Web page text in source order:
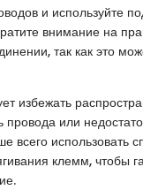
и используйте
внимание на
так как это
избежать
провода или
всего использовать
клемм, чтобы